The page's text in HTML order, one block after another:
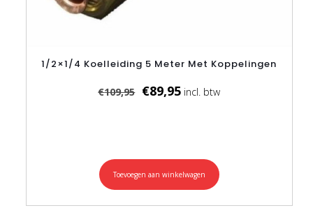
1/2×1/4 Koelleiding 5 Meter Met Koppelingen
€109,95 Oorspronkelijke
€89,95Huidige
Toevoegen aan winkelwagen